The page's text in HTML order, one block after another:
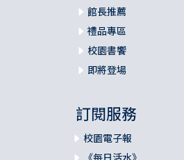
館長推薦
禮品專區
校園書饗
即將登場
訂閱服務
校園電子報